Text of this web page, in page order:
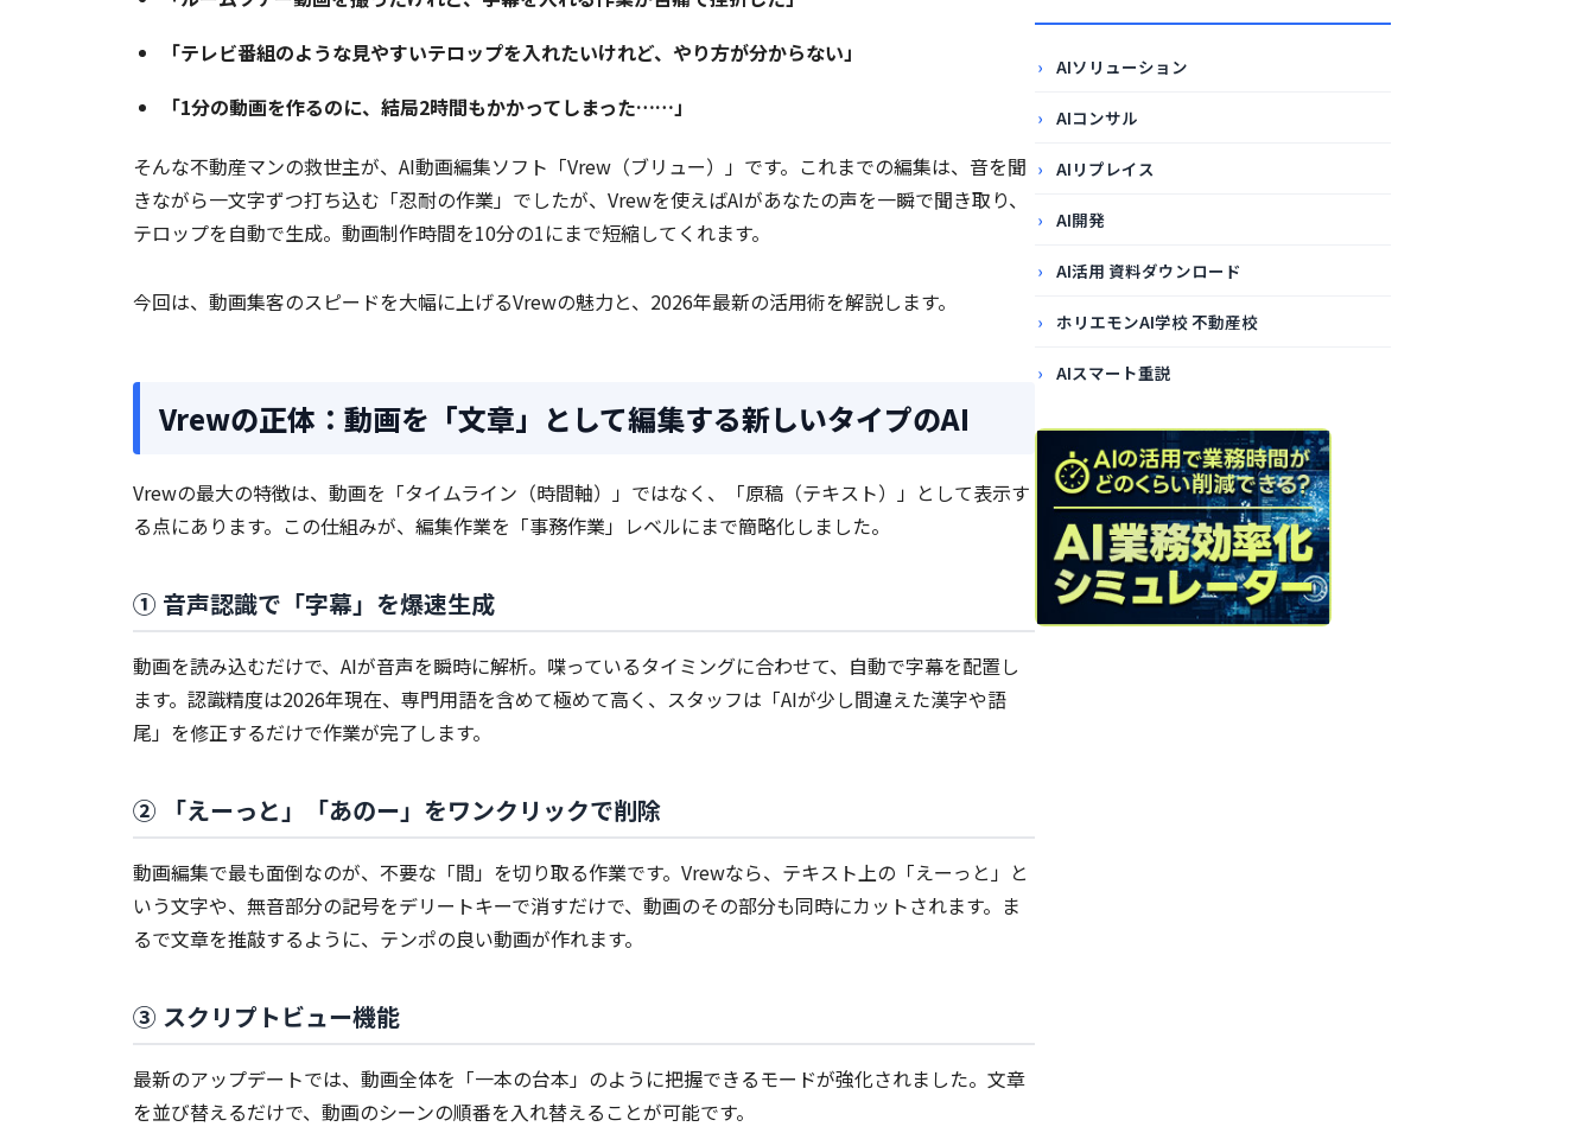
「テレビ番組のような見やすいテロップを入れたいけれど、やり方が分からない」
「1分の動画を作るのに、結局2時間もかかってしまった……」
そんな不動産マンの救世主が、AI動画編集ソフト「Vrew（ブリュー）」です。これまでの編集は、音を聞
きながら一文字ずつ打ち込む「忍耐の作業」でしたが、Vrewを使えばAIがあなたの声を一瞬で聞き取り、
テロップを自動で生成。動画制作時間を10分の1にまで短縮してくれます。
今回は、動画集客のスピードを大幅に上げるVrewの魅力と、2026年最新の活用術を解説します。
Vrewの正体：動画を「文章」として編集する新しいタイプのAI
Vrewの最大の特徴は、動画を「タイムライン（時間軸）」ではなく、「原稿（テキスト）」として表示す
る点にあります。この仕組みが、編集作業を「事務作業」レベルにまで簡略化しました。
① 音声認識で「字幕」を爆速生成
動画を読み込むだけで、AIが音声を瞬時に解析。喋っているタイミングに合わせて、自動で字幕を配置し
ます。認識精度は2026年現在、専門用語を含めて極めて高く、スタッフは「AIが少し間違えた漢字や語
尾」を修正するだけで作業が完了します。
② 「えーっと」「あのー」をワンクリックで削除
動画編集で最も面倒なのが、不要な「間」を切り取る作業です。Vrewなら、テキスト上の「えーっと」と
いう文字や、無音部分の記号をデリートキーで消すだけで、動画のその部分も同時にカットされます。ま
るで文章を推敲するように、テンポの良い動画が作れます。
③ スクリプトビュー機能
最新のアップデートでは、動画全体を「一本の台本」のように把握できるモードが強化されました。文章
を並び替えるだけで、動画のシーンの順番を入れ替えることが可能です。
AIソリューション
AIコンサル
AIリプレイス
AI開発
AI活用 資料ダウンロード
ホリエモンAI学校 不動産校
AIスマート重説